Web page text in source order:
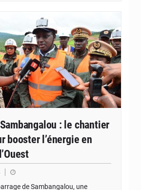
: le chantier
booster l’énergie en
de Sambangalou, une